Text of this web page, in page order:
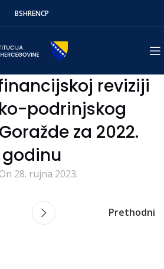
BSHRENСР
reviziji
podrinjskog
za 2022.
godinu
On 28. rujna 2023.
Prethodni